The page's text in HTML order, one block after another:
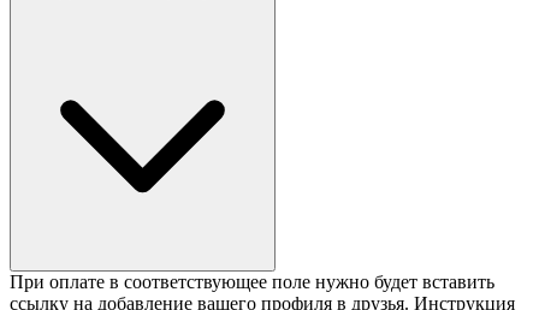
При оплате в соответствующее поле нужно будет вставить
ссылку на добавление вашего профиля в друзья. Инструкция